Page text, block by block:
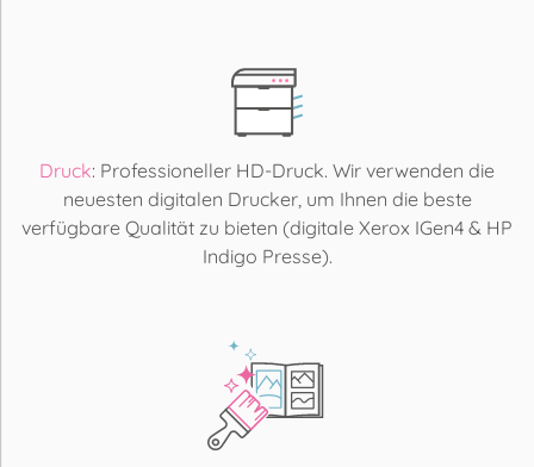
Druck: Professioneller HD-Druck. Wir verwenden die
neuesten digitalen Drucker, um Ihnen die beste
verfügbare Qualität zu bieten (digitale Xerox IGen4 & HP
Indigo Presse).